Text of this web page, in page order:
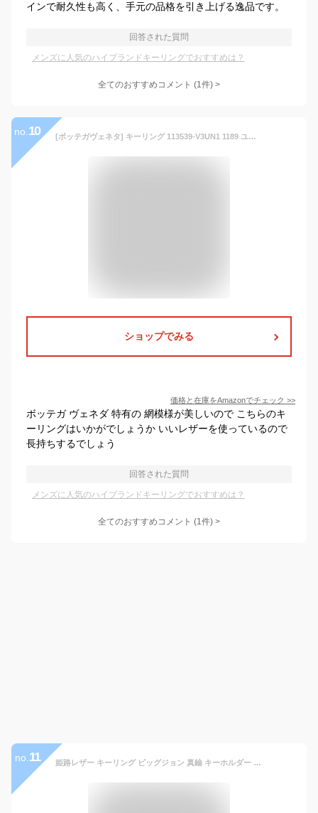
インで耐久性も高く、手元の品格を引き上げる逸品です。
回答された質問
メンズに人気のハイブランドキーリングでおすすめは？
全てのおすすめコメント (1件) >
no. 10 [ボッテガヴェネタ] キーリング 113539-V3UN1 1189 ユニセックス [並行輸入品]
ショップでみる
価格と在庫をAmazonでチェック >>
ボッテガ ヴェネダ 特有の 網模様が美しいので こちらのキ
ーリングはいかがでしょうか いいレザーを使っているので
長持ちするでしょう
回答された質問
メンズに人気のハイブランドキーリングでおすすめは？
全てのおすすめコメント (1件) >
no. 11 姫路レザー キーリング ビッグジョン 真鍮 キーホルダー BIG JOHN HIMEJI LEATHER KEY RING ( VKYR05 ) アメカジ アクセサリー 経年変化 BIGJOHN 定番 日本製 鍵 かぎ レディース メンズ おしゃれ アーベン 普段使い 実用的 送料込み 2026年 楽天